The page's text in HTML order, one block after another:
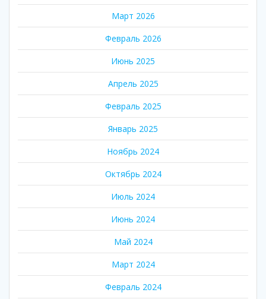
Март 2026
Февраль 2026
Июнь 2025
Апрель 2025
Февраль 2025
Январь 2025
Ноябрь 2024
Октябрь 2024
Июль 2024
Июнь 2024
Май 2024
Март 2024
Февраль 2024